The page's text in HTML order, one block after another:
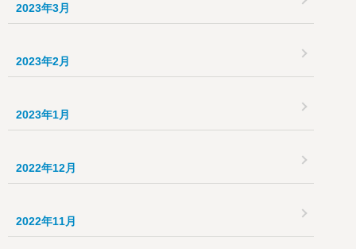
2023年3月
2023年2月
2023年1月
2022年12月
2022年11月